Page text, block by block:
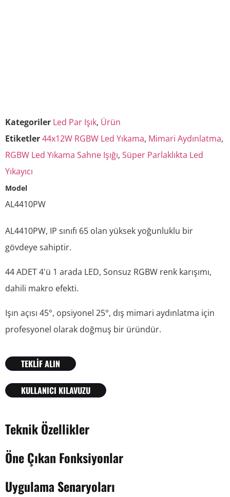
Kategoriler Led Par Işık, Ürün
Etiketler44x12W RGBW Led Yıkama, Mimari Aydınlatma,
RGBW Led Yıkama Sahne Işığı, Süper Parlaklıkta Led
Yıkayıcı
Model
AL4410PW
AL4410PW, IP sınıfı 65 olan yüksek yoğunluklu bir
gövdeye sahiptir.
44 ADET 4'ü 1 arada LED, Sonsuz RGBW renk karışımı,
dahili makro efekti.
Işın açısı 45°, opsiyonel 25°, dış mimari aydınlatma için
profesyonel olarak doğmuş bir üründür.
TEKLİF ALIN
KULLANICI KILAVUZU
Teknik Özellikler
Öne Çıkan Fonksiyonlar
Uygulama Senaryoları